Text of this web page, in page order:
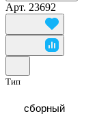
Арт. 23692
Тип
сборный